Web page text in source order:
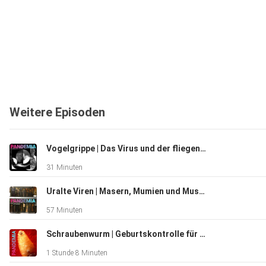
Weitere Episoden
Vogelgrippe | Das Virus und der fliegende Backstein
31 Minuten
Uralte Viren | Masern, Mumien und Museen
57 Minuten
Schraubenwurm | Geburtskontrolle für den Menschenfresser
1 Stunde 8 Minuten